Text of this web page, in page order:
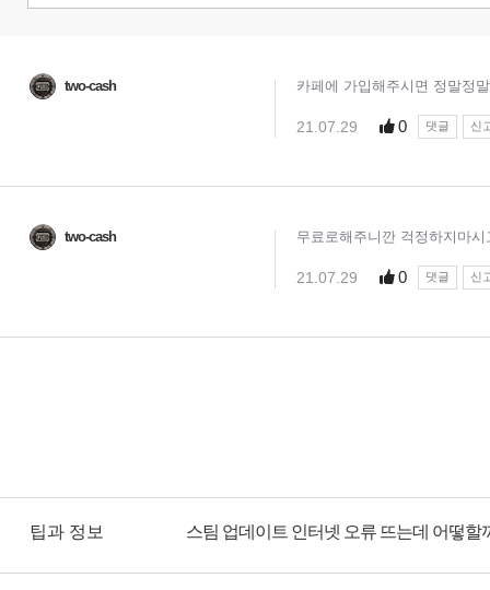
팁과 정보 스팀 업데이트 인터넷 오류 뜨는데 어떻할